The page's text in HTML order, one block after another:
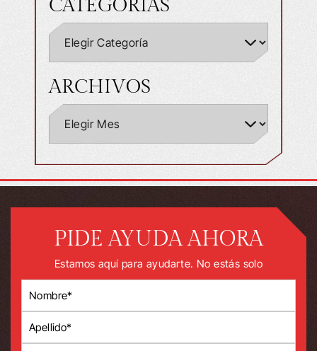
CATEGORÍAS
ARCHIVOS
PIDE AYUDA AHORA
Estamos aquí para ayudarte. No estás solo